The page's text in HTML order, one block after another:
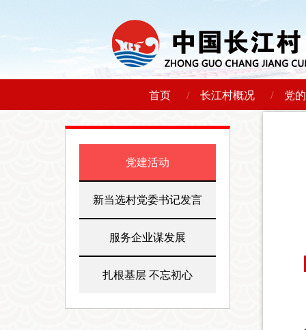
首页 / 长江村概况 / 党
党建活动
新当选村党委书记发言
服务企业谋发展
扎根基层 不忘初心